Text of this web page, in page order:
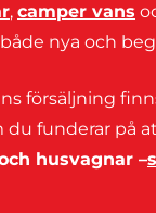
, camper vans
nya och
försäljning
du funderar på
husvagnar –